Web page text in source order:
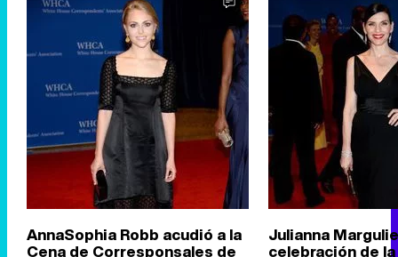
AnnaSophia Robb acudió a la
Cena de Corresponsales de
Julianna
celebración de